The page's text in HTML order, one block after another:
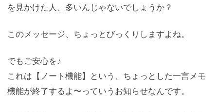
を見かけた人、多いんじゃないでしょうか？
このメッセージ、ちょっとびっくりしますよね。
でもご安心を♪
これは【ノート機能】という、ちょっとした一言メモ
機能が終了するよ〜っていうお知らせなんです。